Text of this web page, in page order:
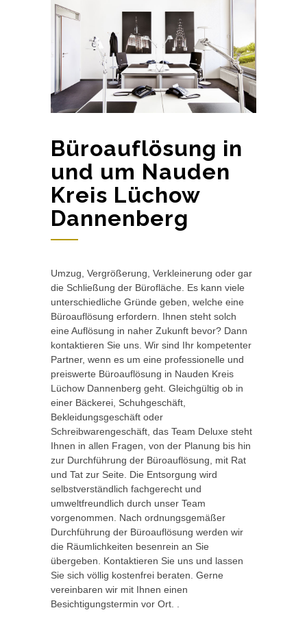
Büroauflösung in
und um Nauden
Kreis Lüchow
Dannenberg
Umzug, Vergrößerung, Verkleinerung oder gar
die Schließung der Bürofläche. Es kann viele
unterschiedliche Gründe geben, welche eine
Büroauflösung erfordern. Ihnen steht solch
eine Auflösung in naher Zukunft bevor? Dann
kontaktieren Sie uns. Wir sind Ihr kompetenter
Partner, wenn es um eine professionelle und
preiswerte Büroauflösung in Nauden Kreis
Lüchow Dannenberg geht. Gleichgültig ob in
einer Bäckerei, Schuhgeschäft,
Bekleidungsgeschäft oder
Schreibwarengeschäft, das Team Deluxe steht
Ihnen in allen Fragen, von der Planung bis hin
zur Durchführung der Büroauflösung, mit Rat
und Tat zur Seite. Die Entsorgung wird
selbstverständlich fachgerecht und
umweltfreundlich durch unser Team
vorgenommen. Nach ordnungsgemäßer
Durchführung der Büroauflösung werden wir
die Räumlichkeiten besenrein an Sie
übergeben. Kontaktieren Sie uns und lassen
Sie sich völlig kostenfrei beraten. Gerne
vereinbaren wir mit Ihnen einen
Besichtigungstermin vor Ort. .